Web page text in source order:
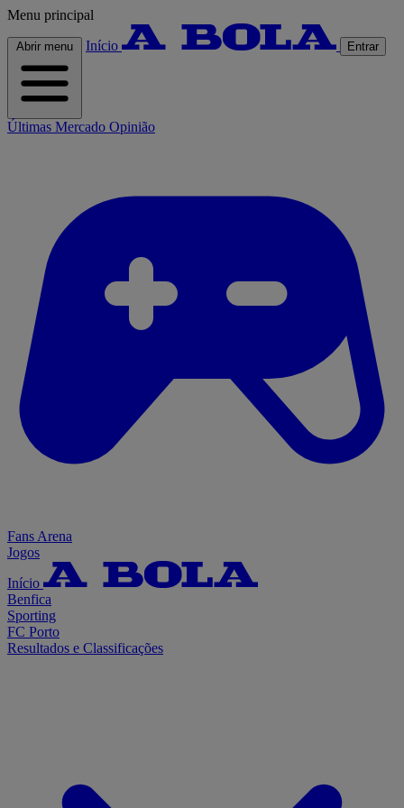
Menu principal
Abrir menu Início Entrar
Últimas Mercado Opinião
Fans Arena
Jogos
Início
Benfica
Sporting
FC Porto
Resultados e Classificações